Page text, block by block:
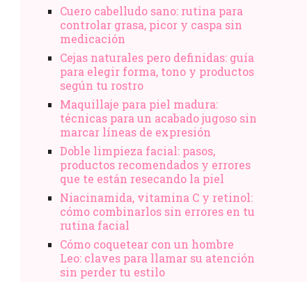
Cuero cabelludo sano: rutina para
controlar grasa, picor y caspa sin
medicación
Cejas naturales pero definidas: guía
para elegir forma, tono y productos
según tu rostro
Maquillaje para piel madura:
técnicas para un acabado jugoso sin
marcar líneas de expresión
Doble limpieza facial: pasos,
productos recomendados y errores
que te están resecando la piel
Niacinamida, vitamina C y retinol:
cómo combinarlos sin errores en tu
rutina facial
Cómo coquetear con un hombre
Leo: claves para llamar su atención
sin perder tu estilo